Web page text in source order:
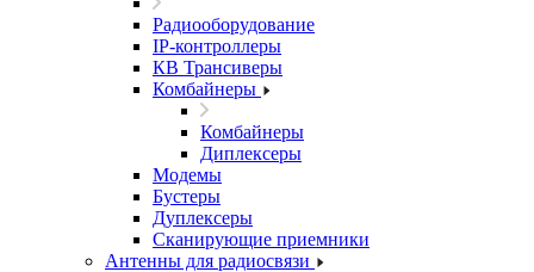
Радиооборудование
IP-контроллеры
КВ Трансиверы
Комбайнеры
Комбайнеры
Диплексеры
Модемы
Бустеры
Дуплексеры
Сканирующие приемники
Антенны для радиосвязи